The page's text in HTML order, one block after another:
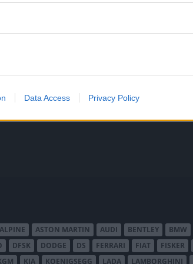
Data Access Privacy Policy
Mazda CX-5.
ALPINE ASTON MARTIN AUDI BENTLEY BMW
DFSK DODGE DS FERRARI FIAT FISKER
KIA KOENIGSEGG LADA LAMBORGHINI